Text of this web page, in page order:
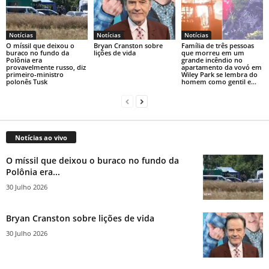
Notícias
O míssil que deixou o
buraco no fundo da
Polônia era
provavelmente russo, diz
primeiro-ministro
polonês Tusk
Notícias
Bryan Cranston sobre
lições de vida
Notícias
Família de três pessoas
que morreu em um
grande incêndio no
apartamento da vovó em
Wiley Park se lembra do
homem como gentil e...
Notícias ao vivo
O míssil que deixou o buraco no fundo da
Polônia era...
30 Julho 2026
Bryan Cranston sobre lições de vida
30 Julho 2026